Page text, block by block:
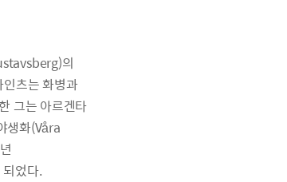
의
츠는 화병과
그는 아르겐타
생화(Våra
었다.